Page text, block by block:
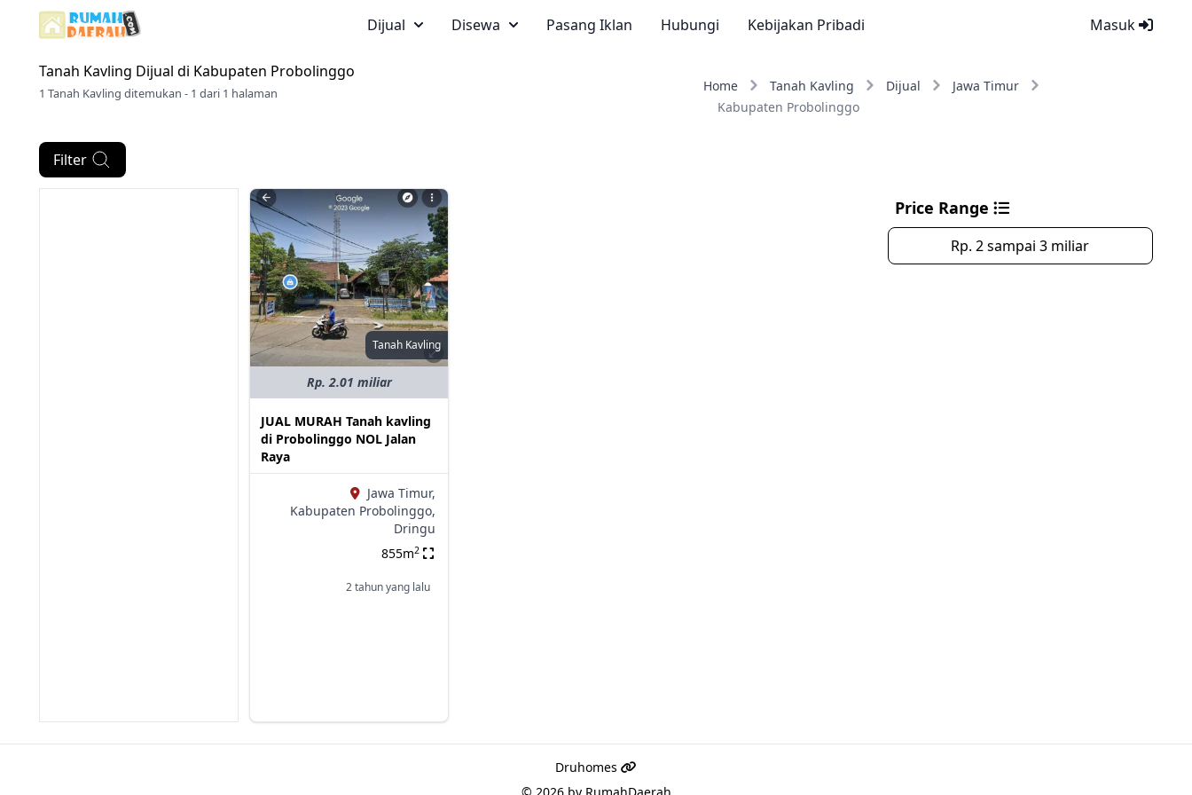
Masuk
Dijual Disewa Pasang Iklan Hubungi Kebijakan Pribadi
Tanah Kavling Dijual di Kabupaten Probolinggo
1 Tanah Kavling ditemukan - 1 dari 1 halaman Home Tanah Kavling Dijual
Jawa Timur
Kabupaten Probolinggo
Filter
Tanah Kavling
Rp. 2.01 miliar
JUAL MURAH Tanah kavling
di Probolinggo NOL Jalan
Raya
Jawa Timur,
Kabupaten Probolinggo,
Dringu
855m2
2 tahun yang lalu
Price Range
Rp. 2 sampai 3 miliar
Druhomes